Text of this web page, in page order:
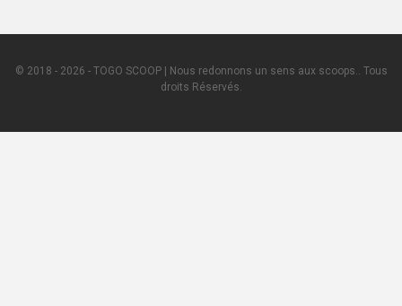
© 2018 - 2026 - TOGO SCOOP | Nous redonnons un sens aux scoops.. Tous
droits Réservés.